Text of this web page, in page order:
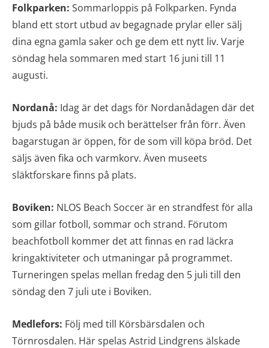
Folkparken: Sommarloppis på Folkparken. Fynda
bland ett stort utbud av begagnade prylar eller sälj
dina egna gamla saker och ge dem ett nytt liv. Varje
söndag hela sommaren med start 16 juni till 11
augusti.
Nordanå: Idag är det dags för Nordanådagen där det
bjuds på både musik och berättelser från förr. Även
bagarstugan är öppen, för de som vill köpa bröd. Det
säljs även fika och varmkorv. Även museets
släktforskare finns på plats.
Boviken: NLOS Beach Soccer är en strandfest för alla
som gillar fotboll, sommar och strand. Förutom
beachfotboll kommer det att finnas en rad läckra
kringaktiviteter och utmaningar på programmet.
Turneringen spelas mellan fredag den 5 juli till den
söndag den 7 juli ute i Boviken.
Medlefors: Följ med till Körsbärsdalen och
Törnrosdalen. Här spelas Astrid Lindgrens älskade